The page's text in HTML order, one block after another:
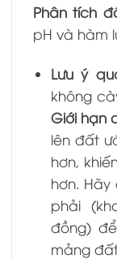
Phân tích
pH và hàm
Lưu ý
không
Giới hạn
lên đất
hơn,
hơn.
phải
đồng)
mảng